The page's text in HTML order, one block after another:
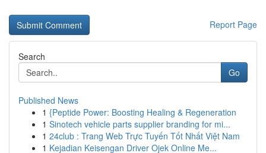
Report Page
Search
Go
Published News
1 {Peptide Power: Boosting Healing & Regeneration
1 Sinotech vehicle parts supplier branding for mi...
1 24club : Trang Web Trực Tuyến Tốt Nhất Việt Nam
1 Kejadian Keisengan Driver Ojek Online Me...